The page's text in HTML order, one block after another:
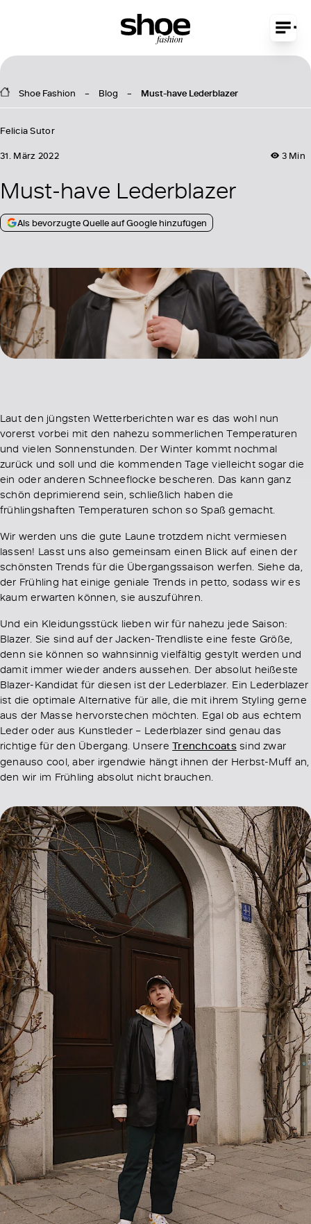
Shoe Fashion Blog Must-have Lederblazer
Felicia Sutor
3 Min
31. März 2022
Must-have Lederblazer
Als bevorzugte Quelle auf Google hinzufügen
Laut den jüngsten Wetterberichten war es das wohl nun
vorerst vorbei mit den nahezu sommerlichen Temperaturen
und vielen Sonnenstunden. Der Winter kommt nochmal
zurück und soll und die kommenden Tage vielleicht sogar die
ein oder anderen Schneeflocke bescheren. Das kann ganz
schön deprimierend sein, schließlich haben die
frühlingshaften Temperaturen schon so Spaß gemacht.
Wir werden uns die gute Laune trotzdem nicht vermiesen
lassen! Lasst uns also gemeinsam einen Blick auf einen der
schönsten Trends für die Übergangssaison werfen. Siehe da,
der Frühling hat einige geniale Trends in petto, sodass wir es
kaum erwarten können, sie auszuführen.
Und ein Kleidungsstück lieben wir für nahezu jede Saison:
Blazer. Sie sind auf der Jacken-Trendliste eine feste Größe,
denn sie können so wahnsinnig vielfältig gestylt werden und
damit immer wieder anders aussehen. Der absolut heißeste
Blazer-Kandidat für diesen ist der Lederblazer. Ein Lederblazer
ist die optimale Alternative für alle, die mit ihrem Styling gerne
aus der Masse hervorstechen möchten. Egal ob aus echtem
Leder oder aus Kunstleder – Lederblazer sind genau das
richtige für den Übergang. UnsereTrenchcoatssind zwar
genauso cool, aber irgendwie hängt ihnen der Herbst-Muff an,
den wir im Frühling absolut nicht brauchen.